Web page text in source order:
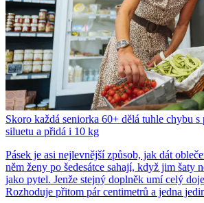
Skoro každá seniorka 60+ dělá tuhle chybu s
siluetu a přidá i 10 kg
Pásek je asi nejlevnější způsob, jak dát
něm ženy po šedesátce sahají, když jim šaty
jako pytel. Jenže stejný doplněk umí celý
Rozhoduje přitom pár centimetrů a jedna